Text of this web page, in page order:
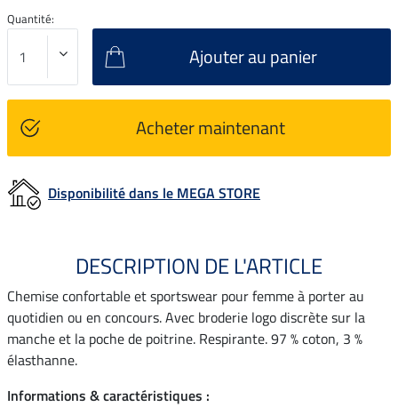
Quantité:
Ajouter au panier
Acheter maintenant
Disponibilité dans le MEGA STORE
DESCRIPTION DE L'ARTICLE
Chemise confortable et sportswear pour femme à porter au
quotidien ou en concours. Avec broderie logo discrète sur la
manche et la poche de poitrine. Respirante. 97 % coton, 3 %
élasthanne.
Informations & caractéristiques :